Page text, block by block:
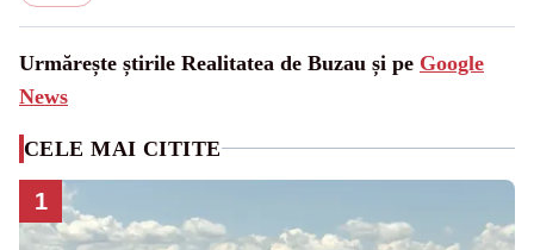
Urmărește știrile Realitatea de Buzau și pe Google
News
CELE MAI CITITE
1